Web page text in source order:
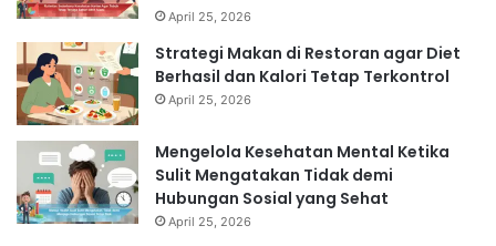
April 25, 2026
Strategi Makan di Restoran agar Diet
Berhasil dan Kalori Tetap Terkontrol
April 25, 2026
Mengelola Kesehatan Mental Ketika
Sulit Mengatakan Tidak demi
Hubungan Sosial yang Sehat
April 25, 2026